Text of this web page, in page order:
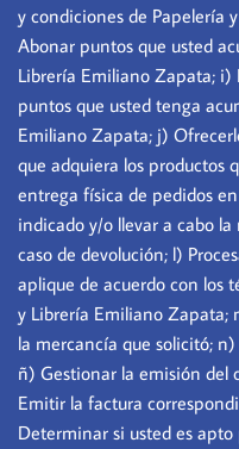
y condiciones de Papelería
Abonar puntos que usted
Librería Emiliano Zapata; i)
puntos que usted tenga
Emiliano Zapata; j)
que adquiera los productos
entrega física de pedidos
indicado y/o llevar a cabo
caso de devolución; l)
aplique de acuerdo con los
y Librería Emiliano Zapata;
la mercancía que solicitó;
ñ) Gestionar la emisión del
Emitir la factura
Determinar si usted es